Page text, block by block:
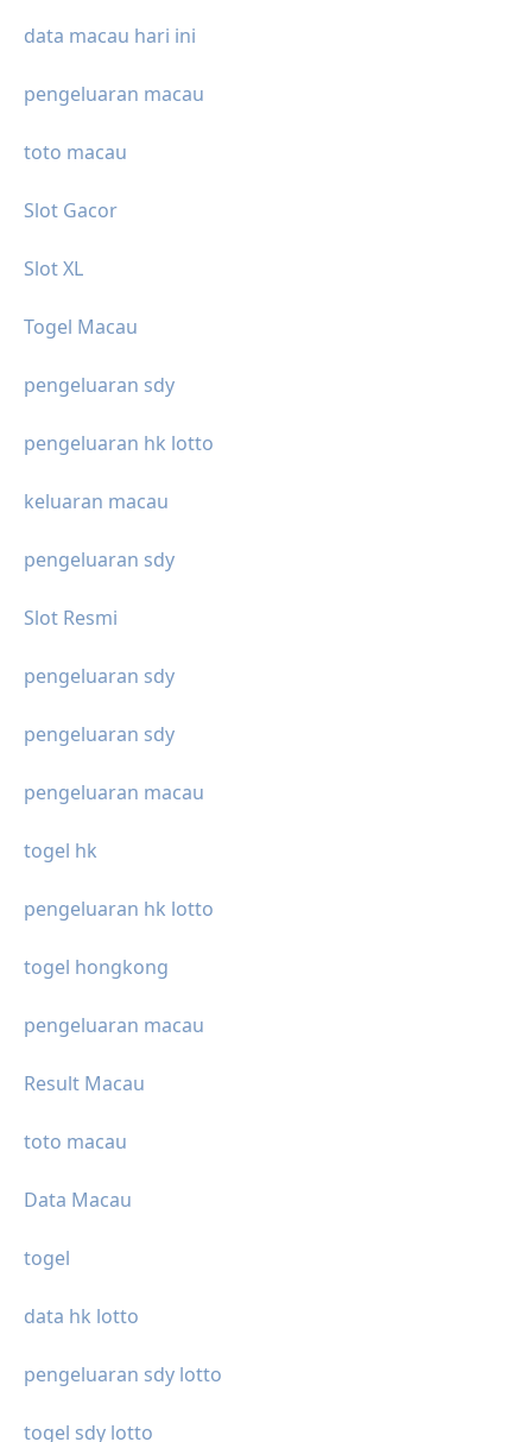
data macau hari ini
pengeluaran macau
toto macau
Slot Gacor
Slot XL
Togel Macau
pengeluaran sdy
pengeluaran hk lotto
keluaran macau
pengeluaran sdy
Slot Resmi
pengeluaran sdy
pengeluaran sdy
pengeluaran macau
togel hk
pengeluaran hk lotto
togel hongkong
pengeluaran macau
Result Macau
toto macau
Data Macau
togel
data hk lotto
pengeluaran sdy lotto
togel sdy lotto